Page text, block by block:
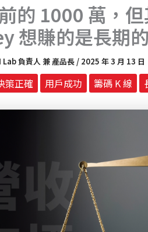
的 1000 萬，
想賺的是長期
負責人 兼 產品長 / 2025 年 3 月 13 日
策正確 用戶成功 籌碼 K 線